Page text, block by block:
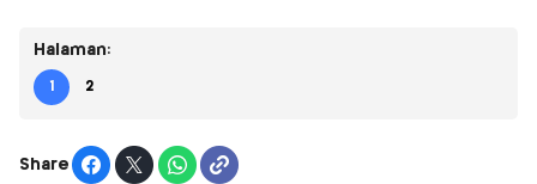
Halaman:
1 2
Share